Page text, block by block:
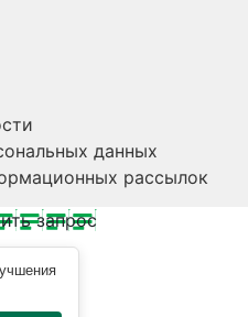
данных
рассылок
запрос